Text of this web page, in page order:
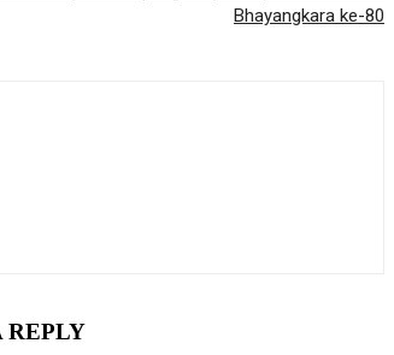
Bhayangkara ke-80
REPLY